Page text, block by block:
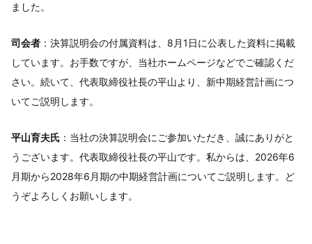
ました。
司会者 ：決算説明会の付属資料は、8月1日に公表した資料に掲載
しています。お手数ですが、当社ホームページなどでご確認くだ
さい。続いて、代表取締役社長の平山より、新中期経営計画につ
いてご説明します。
平山育夫氏 ：当社の決算説明会にご参加いただき、誠にありがと
うございます。代表取締役社長の平山です。私からは、2026年6
月期から2028年6月期の中期経営計画についてご説明します。ど
うぞよろしくお願いします。